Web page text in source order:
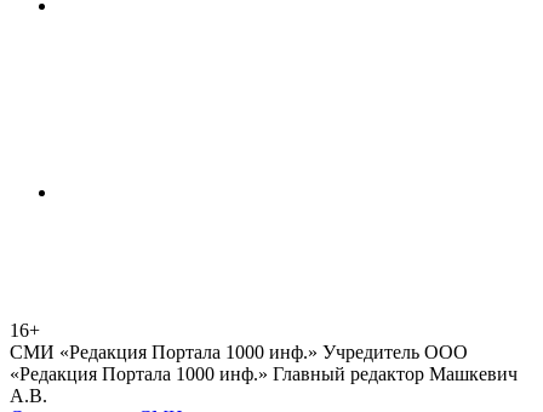
16+
СМИ «Редакция Портала 1000 инф.» Учредитель ООО
«Редакция Портала 1000 инф.» Главный редактор Машкевич
А.В.